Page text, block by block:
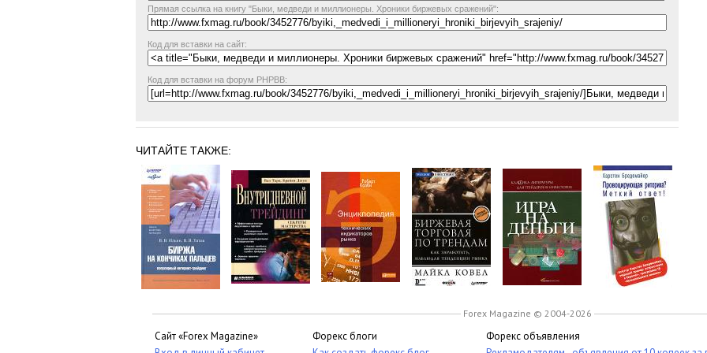
Прямая ссылкана книгу "Быки, медведи и миллионеры. Хроники биржевых сражений":
Код для вставки на сайт:
Код для вставки на форум PHPBB:
ЧИТАЙТЕ ТАКЖЕ:
Forex Magazine © 2004-2026
Сайт «Forex Magazine»
Форекс блоги
Форекс объявления